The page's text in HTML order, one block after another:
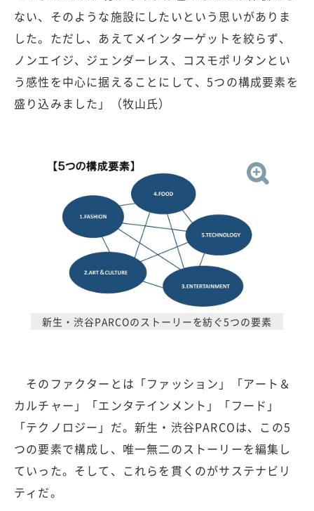
ない、そのような施設にしたいという思いがありま
した。ただし、あえてメインターゲットを絞らず、
ノンエイジ、ジェンダーレス、コスモポリタンとい
う感性を中心に据えることにして、5つの構成要素を
盛り込みました」（牧山氏）
新生・渋谷PARCOのストーリーを紡ぐ5つの要素
そのファクターとは「ファッション」「アート＆
カルチャー」「エンタテインメント」「フード」
「テクノロジー」だ。新生・渋谷PARCOは、この5
つの要素で構成し、唯一無二のストーリーを編集し
ていった。そして、これらを貫くのがサステナビリ
ティだ。